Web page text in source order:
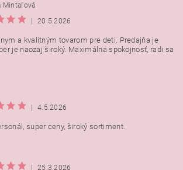
súhlasíte s
Mintaľová
|
20.5.2026
a kvalitným tovarom pre deti. Predajňa je
je naozaj široký. Maximálna spokojnosť, radi sa
|
4.5.2026
super ceny, široký sortiment.
| 25.3.2026